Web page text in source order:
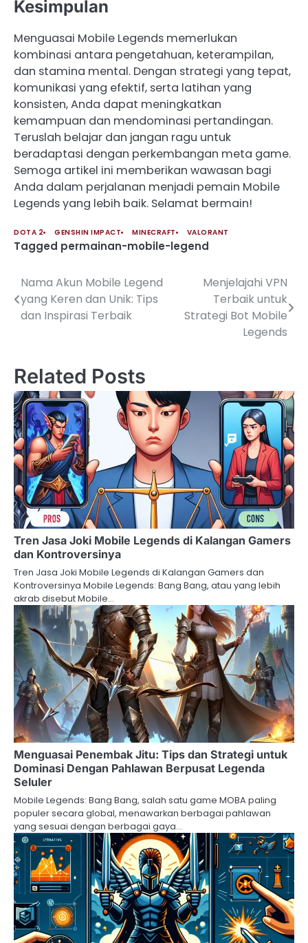
Kesimpulan
Menguasai Mobile Legends memerlukan
kombinasi antara pengetahuan, keterampilan,
dan stamina mental. Dengan strategi yang tepat,
komunikasi yang efektif, serta latihan yang
konsisten, Anda dapat meningkatkan
kemampuan dan mendominasi pertandingan.
Teruslah belajar dan jangan ragu untuk
beradaptasi dengan perkembangan meta game.
Semoga artikel ini memberikan wawasan bagi
Anda dalam perjalanan menjadi pemain Mobile
Legends yang lebih baik. Selamat bermain!
DOTA 2 GENSHIN IMPACT MINECRAFT VALORANT
Tagged permainan-mobile-legend
Post
navigation
Nama Akun Mobile Legend
yang Keren dan Unik: Tips
dan Inspirasi Terbaik
Menjelajahi VPN
Terbaik untuk
Strategi Bot Mobile
Legends
Related Posts
Tren Jasa Joki Mobile Legends di Kalangan Gamers
dan Kontroversinya
Tren Jasa Joki Mobile Legends di Kalangan Gamers dan
Kontroversinya Mobile Legends: Bang Bang, atau yang lebih
akrab disebut Mobile…
Menguasai Penembak Jitu: Tips dan Strategi untuk
Dominasi Dengan Pahlawan Berpusat Legenda
Seluler
Mobile Legends: Bang Bang, salah satu game MOBA paling
populer secara global, menawarkan berbagai pahlawan
yang sesuai dengan berbagai gaya…